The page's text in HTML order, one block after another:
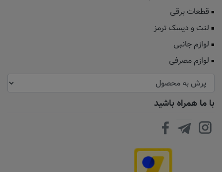
قطعات برقی
لنت و دیسک ترمز
لوازم جانبی
لوازم مصرفی
با ما همراه باشید